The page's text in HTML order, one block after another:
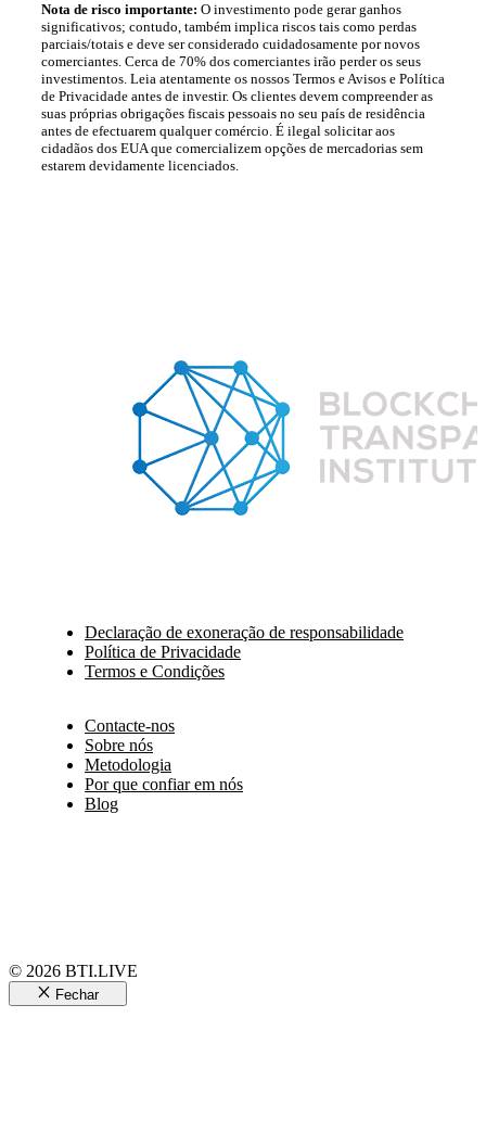
Nota de risco importante: O investimento pode gerar ganhos
significativos; contudo, também implica riscos tais como perdas
parciais/totais e deve ser considerado cuidadosamente por novos
comerciantes. Cerca de 70% dos comerciantes irão perder os seus
investimentos. Leia atentamente os nossos Termos e Avisos e Política
de Privacidade antes de investir. Os clientes devem compreender as
suas próprias obrigações fiscais pessoais no seu país de residência
antes de efectuarem qualquer comércio. É ilegal solicitar aos
cidadãos dos EUA que comercializem opções de mercadorias sem
estarem devidamente licenciados.
Declaração de exoneração de responsabilidade
Política de Privacidade
Termos e Condições
Contacte-nos
Sobre nós
Metodologia
Por que confiar em nós
Blog
© 2026 BTI.LIVE
Fechar